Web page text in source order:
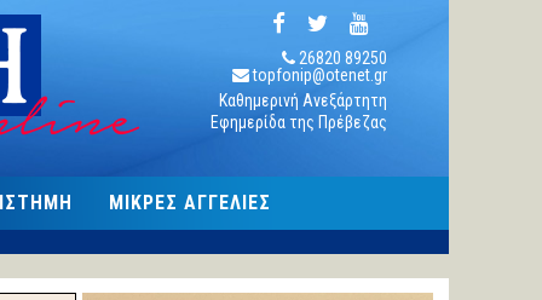
26820 89250
topfonip@otenet.gr
Καθημερινή Ανεξάρτητη
Εφημερίδα της Πρέβεζας
ΜΙΚΡΕΣ ΑΓΓΕΛΙΕΣ